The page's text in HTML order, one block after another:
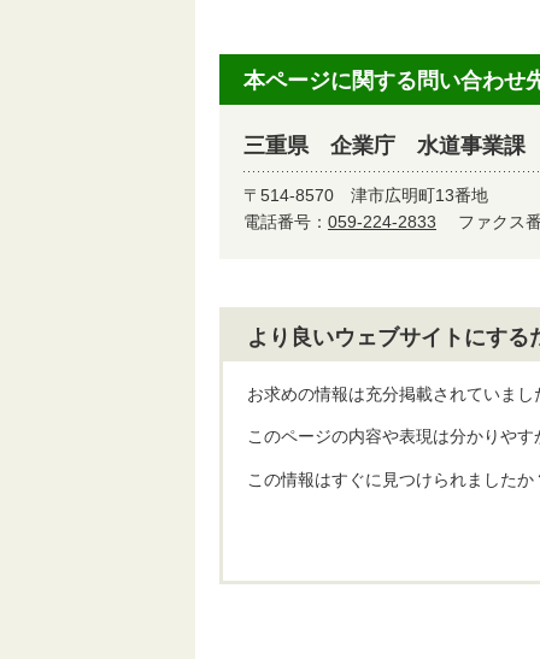
本ページに関する問い合わせ
三重県 企業庁 水道事業課
〒514-8570 津市広明町13番地
電話番号： 059-224-2833 ファクス
より良いウェブサイトにす
お求めの情報は充分掲載されていまし
このページの内容や表現は分かりやす
この情報はすぐに見つけられましたか